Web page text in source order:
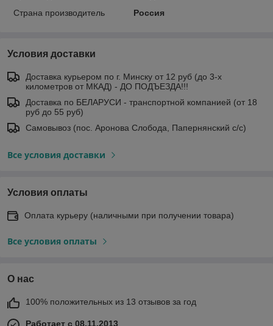
Страна производитель
Россия
Условия доставки
Доставка курьером по г. Минску от 12 руб (до 3-х
километров от МКАД) - ДО ПОДЪЕЗДА!!!
Доставка по БЕЛАРУСИ - транспортной компанией (от 18
руб до 55 руб)
Самовывоз (пос. Аронова Слобода, Папернянский с/с)
Все условия доставки
Условия оплаты
Оплата курьеру (наличными при получении товара)
Все условия оплаты
О нас
100% положительных из 13 отзывов за год
Работает с 08.11.2013